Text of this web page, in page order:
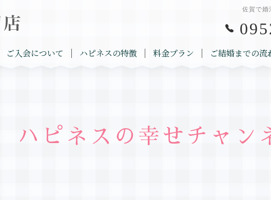
佐賀で婚
ご入会について ハピネスの特徴 料金プラン ご結婚までの流
ハピネスの幸せチャン